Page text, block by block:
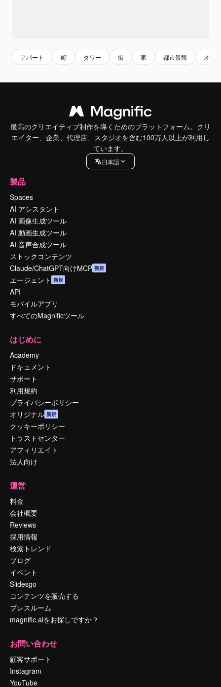
アパート 町 タワー 街 家 都市景観 オフ
最高のクリエイティブ制作を導くためのプラットフォーム。クリ
エイター、企業、代理店、スタジオを含む100万人以上が利用し
ています。
日本語
製品
Spaces
AI アシスタント
AI 画像生成ツール
AI 動画生成ツール
AI 音声合成ツール
ストックコンテンツ
Claude/ChatGPT向けMCP 新規
エージェント 新規
API
モバイルアプリ
すべてのMagnificツール
はじめに
Academy
ドキュメント
サポート
利用規約
プライバシーポリシー
オリジナル 新規
クッキーポリシー
トラストセンター
アフィリエイト
法人向け
運営
料金
会社概要
Reviews
採用情報
検索トレンド
ブログ
イベント
Slidesgo
コンテンツを販売する
プレスルーム
magnific.aiをお探しですか？
お問い合わせ
顧客サポート
Instagram
YouTube